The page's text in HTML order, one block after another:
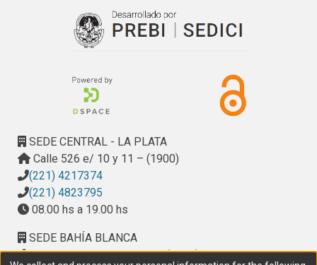
SEDE CENTRAL - LA PLATA
Calle 526 e/ 10 y 11 – (1900)
(221) 4217374
(221) 4823795
08.00 hs a 19.00 hs
SEDE BAHÍA BLANCA
Calle Ciudad de Cali 320 – (8000). Universidad